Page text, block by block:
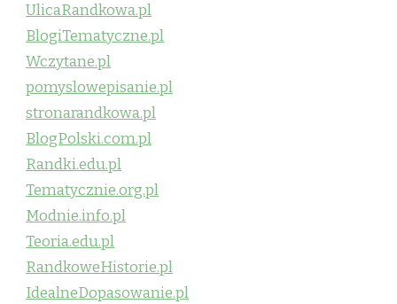
UlicaRandkowa.pl
BlogiTematyczne.pl
Wczytane.pl
pomyslowepisanie.pl
stronarandkowa.pl
BlogPolski.com.pl
Randki.edu.pl
Tematycznie.org.pl
Modnie.info.pl
Teoria.edu.pl
RandkoweHistorie.pl
IdealneDopasowanie.pl